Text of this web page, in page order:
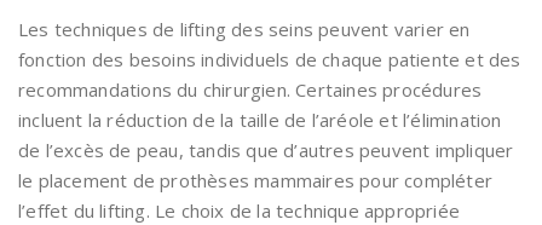
Les techniques de lifting des seins peuvent varier en
fonction des besoins individuels de chaque patiente et des
recommandations du chirurgien. Certaines procédures
incluent la réduction de la taille de l’aréole et l’élimination
de l’excès de peau, tandis que d’autres peuvent impliquer
le placement de prothèses mammaires pour compléter
l’effet du lifting. Le choix de la technique appropriée